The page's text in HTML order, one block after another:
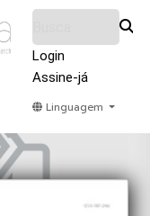
Login
Assine-já
Linguagem
Sobre Nós